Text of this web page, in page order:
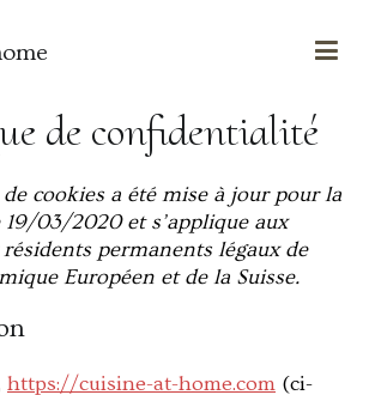
de confidentialité
cookies a été mise à jour pour la
03/2020 et s’applique aux
permanents légaux de
Européen et de la Suisse.
https://cuisine-at-home.com (ci-